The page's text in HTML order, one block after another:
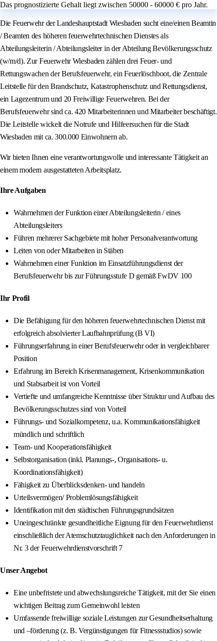
Das prognostizierte Gehalt liegt zwischen 50000 - 60000 € pro Jahr.
Die Feuerwehr der Landeshauptstadt Wiesbaden sucht eine/einen Beamtin
/ Beamten des höheren feuerwehrtechnischen Dienstes als
Abteilungsleiterin / Abteilungsleiter in der Abteilung Bevölkerungsschutz
(w/m/d). Zur Feuerwehr Wiesbaden zählen drei Feuer- und
Rettungswachen der Berufsfeuerwehr, ein Feuerlöschboot, die Zentrale
Leitstelle für den Brandschutz, Katastrophenschutz und Rettungsdienst,
ein Lagezentrum und 20 Freiwillige Feuerwehren. Bei der
Berufsfeuerwehr sind ca. 420 Mitarbeiterinnen und Mitarbeiter beschäftigt.
Die Leitstelle wickelt die Notrufe und Hilfeersuchen für die Stadt
Wiesbaden mit ca. 300.000 Einwohnern ab.
Wir bieten Ihnen eine verantwortungsvolle und interessante Tätigkeit an
einem modern ausgestatteten Arbeitsplatz.
Ihre Aufgaben
Wahrnehmen der Funktion einer Abteilungsleiterin / eines
Abteilungsleiters
Führen mehrerer Sachgebiete mit hoher Personalverantwortung
Leiten von oder Mitarbeiten in Stäben
Wahrnehmen einer Funktion im Einsatzführungsdienst der
Berufsfeuerwehr bis zur Führungsstufe D gemäß FwDV 100
Ihr Profil
Die Befähigung für den höheren feuerwehrtechnischen Dienst mit
erfolgreich absolvierter Laufbahnprüfung (B VI)
Führungserfahrung in einer Berufsfeuerwehr oder in vergleichbarer
Position
Erfahrung im Bereich Krisenmanagement, Krisenkommunikation
und Stabsarbeit ist von Vorteil
Vertiefte und umfangreiche Kenntnisse über Struktur und Aufbau des
Bevölkerungsschutzes sind von Vorteil
Führungs- und Sozialkompetenz, u.a. Kommunikationsfähigkeit
mündlich und schriftlich
Team- und Kooperationsfähigkeit
Selbstorganisation (inkl. Planungs-, Organisations- u.
Koordinationsfähigkeit)
Fähigkeit zu Überblicksdenken- und handeln
Urteilsvermögen/ Problemlösungsfähigkeit
Identifikation mit den städtischen Führungsgrundsätzen
Uneingeschränkte gesundheitliche Eignung für den Feuerwehrdienst
einschließlich der Atemschutztauglichkeit nach den Anforderungen in
Nr. 3 der Feuerwehrdienstvorschrift 7
Unser Angebot
Eine unbefristete und abwechslungsreiche Tätigkeit, mit der Sie einen
wichtigen Beitrag zum Gemeinwohl leisten
Umfassende freiwillige soziale Leistungen zur Gesundheitserhaltung
und –förderung (z. B. Vergünstigungen für Fitnessstudios) sowie